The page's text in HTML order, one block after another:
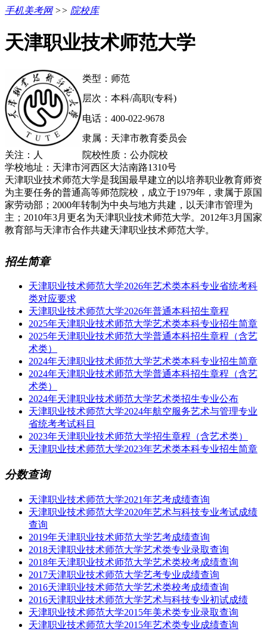
手机美考网>> 院校库
天津职业技术师范大学
类型：师范
层次：本科/高职(专科)
电话：400-022-9678
隶属：天津市教育委员会
关注： 人
院校性质：公办院校
学校地址：天津市河西区大沽南路1310号
天津职业技术师范大学是我国最早建立的以培养职业教育师资
为主要任务的普通高等师范院校，成立于1979年，隶属于原国
家劳动部；2000年转制为中央与地方共建，以天津市管理为
主；2010年3月更名为天津职业技术师范大学。2012年3月国家
教育部与天津市合作共建天津职业技术师范大学。
招生简章
天津职业技术师范大学2026年艺术类本科专业省统考科
类对应要求
天津职业技术师范大学2026年普通本科招生章程
2025年天津职业技术师范大学艺术类本科专业招生简章
2025年天津职业技术师范大学普通本科招生章程（含艺
术类）
2024年天津职业技术师范大学艺术类本科专业招生简章
2024年天津职业技术师范大学普通本科招生章程（含艺
术类）
2024年天津职业技术师范大学艺术类招生专业公布
天津职业技术师范大学2024年航空服务艺术与管理专业
省统考考试科目
2023年天津职业技术师范大学招生章程（含艺术类）
天津职业技术师范大学2023年艺术类本科专业招生简章
分数查询
天津职业技术师范大学2021年艺考成绩查询
天津职业技术师范大学2020年艺术与科技专业考试成绩
查询
2019年天津职业技术师范大学艺考成绩查询
2018天津职业技术师范大学艺术类专业录取查询
2018年天津职业技术师范大学艺术类校考成绩查询
2017天津职业技术师范大学艺考专业成绩查询
2016天津职业技术师范大学艺术类校考成绩查询
2016天津职业技术师范大学艺术与科技专业初试成绩
天津职业技术师范大学2015年美术类专业录取查询
天津职业技术师范大学2015年艺术类专业成绩查询